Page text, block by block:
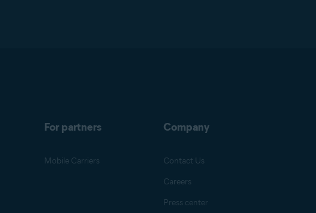
For partners
Mobile Carriers
Company
Contact Us
Careers
Press center